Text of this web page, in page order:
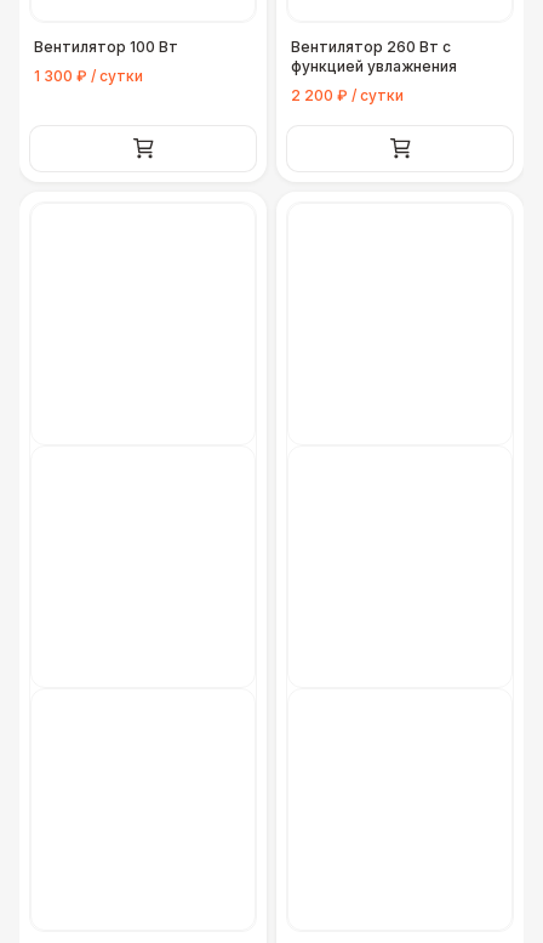
Вентилятор 100 Вт
1 300 ₽ / сутки
Вентилятор 260 Вт с
функцией увлажнения
2 200 ₽ / сутки